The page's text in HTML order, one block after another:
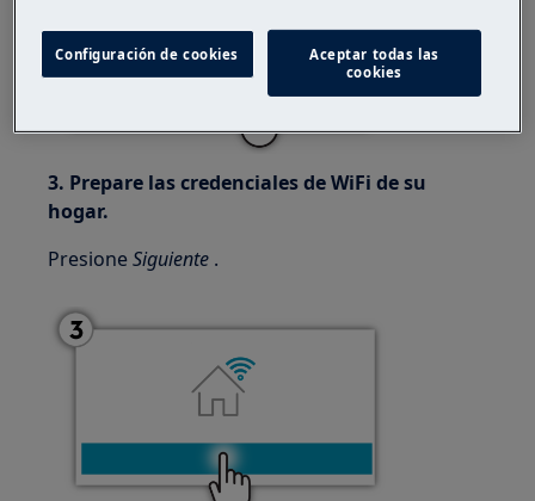
3. Prepare las credenciales de WiFi de su
hogar.
PresioneSiguiente .
Configuración de cookies
Aceptar todas las
cookies